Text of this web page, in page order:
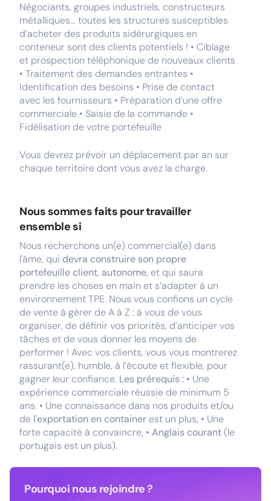
Négociants, groupes industriels, constructeurs
métalliques… toutes les structures susceptibles
d’acheter des produits sidérurgiques en
conteneur sont des clients potentiels ! • Ciblage
et prospection téléphonique de nouveaux clients
• Traitement des demandes entrantes •
Identification des besoins • Prise de contact
avec les fournisseurs • Préparation d’une offre
commerciale • Saisie de la commande •
Fidélisation de votre portefeuille
Vous devrez prévoir un déplacement par an sur
chaque territoire dont vous avez la charge.
Nous sommes faits pour travailler
ensemble si
Nous recherchons un(e) commercial(e) dans
l'âme, qui devra construire son propre
portefeuille client, autonome, et qui saura
prendre les choses en main et s’adapter à un
environnement TPE. Nous vous confions un cycle
de vente à gérer de A à Z : à vous de vous
organiser, de définir vos priorités, d’anticiper vos
tâches et de vous donner les moyens de
performer ! Avec vos clients, vous vous montrerez
rassurant(e), humble, à l’écoute et flexible, pour
gagner leur confiance. Les prérequis : • Une
expérience commerciale réussie de minimum 5
ans. • Une connaissance dans nos produits et/ou
de l'exportation en container est un plus, • Une
forte capacité à convaincre, • Anglais courant(le
portugais est un plus).
Pourquoi nous rejoindre ?